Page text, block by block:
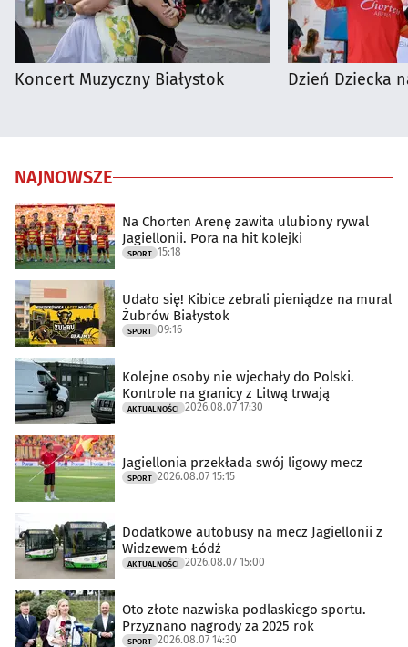
Koncert Muzyczny Białystok Dzień Dziecka
NAJNOWSZE
Na Chorten Arenę zawita ulubiony rywal
Jagiellonii. Pora na hit kolejki
SPORT 15:18
Udało się! Kibice zebrali pieniądze na mural
Żubrów Białystok
SPORT 09:16
Kolejne osoby nie wjechały do Polski.
Kontrole na granicy z Litwą trwają
AKTUALNOŚCI 2026.08.07 17:30
Jagiellonia przekłada swój ligowy mecz
SPORT 2026.08.07 15:15
Dodatkowe autobusy na mecz Jagiellonii z
Widzewem Łódź
AKTUALNOŚCI 2026.08.07 15:00
Oto złote nazwiska podlaskiego sportu.
Przyznano nagrody za 2025 rok
SPORT 2026.08.07 14:30